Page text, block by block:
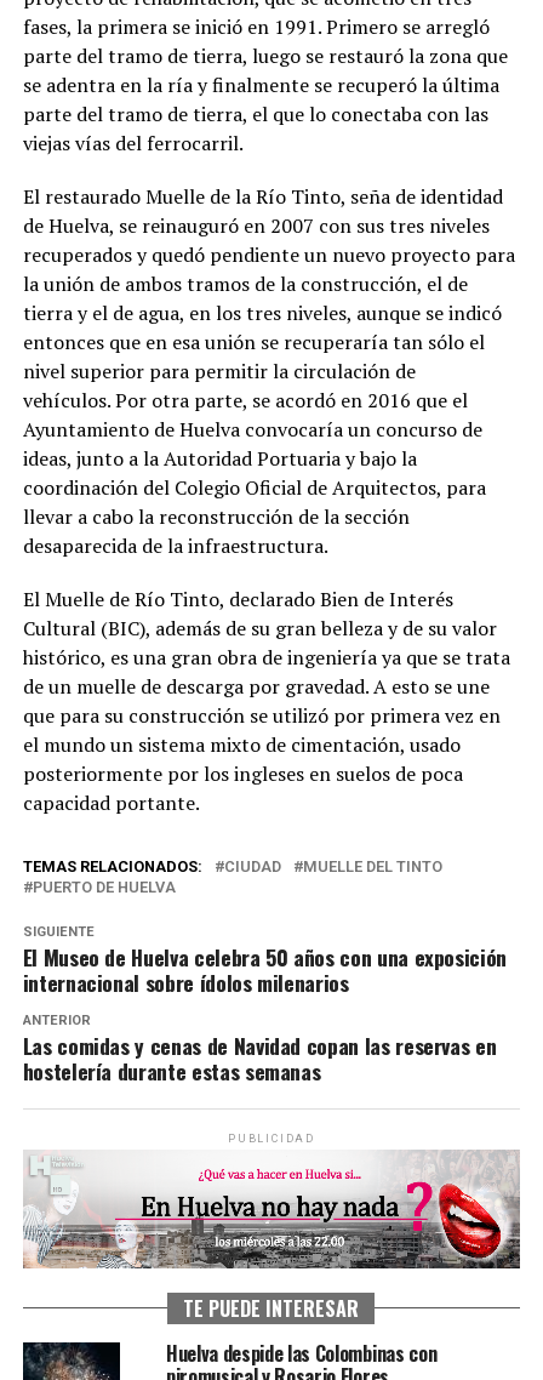
fases, la primera se inició en 1991. Primero se arregló
parte del tramo de tierra, luego se restauró la zona que
se adentra en la ría y finalmente se recuperó la última
parte del tramo de tierra, el que lo conectaba con las
viejas vías del ferrocarril.
El restaurado Muelle de la Río Tinto, seña de identidad
de Huelva, se reinauguró en 2007 con sus tres niveles
recuperados y quedó pendiente un nuevo proyecto para
la unión de ambos tramos de la construcción, el de
tierra y el de agua, en los tres niveles, aunque se indicó
entonces que en esa unión se recuperaría tan sólo el
nivel superior para permitir la circulación de
vehículos. Por otra parte, se acordó en 2016 que el
Ayuntamiento de Huelva convocaría un concurso de
ideas, junto a la Autoridad Portuaria y bajo la
coordinación del Colegio Oficial de Arquitectos, para
llevar a cabo la reconstrucción de la sección
desaparecida de la infraestructura.
El Muelle de Río Tinto, declarado Bien de Interés
Cultural (BIC), además de su gran belleza y de su valor
histórico, es una gran obra de ingeniería ya que se trata
de un muelle de descarga por gravedad. A esto se une
que para su construcción se utilizó por primera vez en
el mundo un sistema mixto de cimentación, usado
posteriormente por los ingleses en suelos de poca
capacidad portante.
TEMAS RELACIONADOS: CIUDAD
MUELLE DEL TINTO
PUERTO DE HUELVA
SIGUIENTE
El Museo de Huelva celebra 50 años con una exposición
internacional sobre ídolos milenarios
ANTERIOR
Las comidas y cenas de Navidad copan las reservas en
hostelería durante estas semanas
PUBLICIDAD
TE PUEDE INTERESAR
Huelva despide las Colombinas con